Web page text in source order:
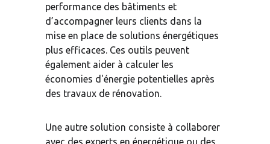
performance des bâtiments et
d’accompagner leurs clients dans la
mise en place de solutions énergétiques
plus efficaces. Ces outils peuvent
également aider à calculer les
économies d'énergie potentielles après
des travaux de rénovation.
Une autre solution consiste à collaborer
avec des experts en énergétique ou des